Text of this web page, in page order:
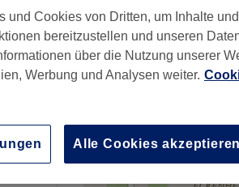
29 €
32 €
und Cookies von Dritten, um Inhalte
bereitzustellen und unseren
über die Nutzung unserer
Werbung und Analysen weiter.
Alle Cookies akzeptieren